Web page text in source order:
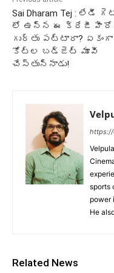
Sai Dharam Tej : లేడీ
లో ఉన్న ఈ క్రేజీ
గుర్తు పట్టారా? ఏకంగా
కోట్ల బడ్జెట్ మూవీ
చేస్తున్నాడు!
https://
sports
power
He
Related News